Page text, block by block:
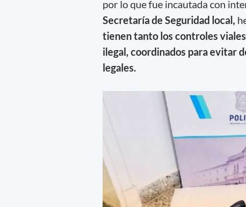
por lo que fue incautada con
Secretaría de Seguridad local,
tienen tanto los controles
ilegal, coordinados para evitar
legales.